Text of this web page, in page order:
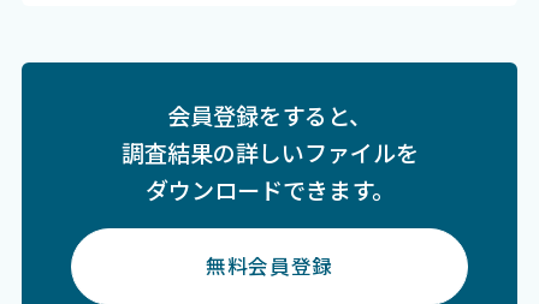
会員登録をすると、
調査結果の詳しいファイルを
ダウンロードできます。
無料会員登録